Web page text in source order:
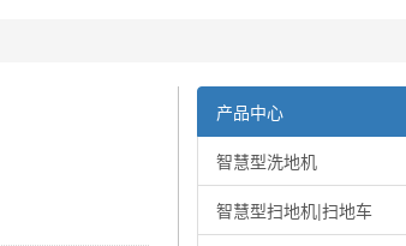
产品中心
智慧型洗地机
智慧型扫地机|扫地车